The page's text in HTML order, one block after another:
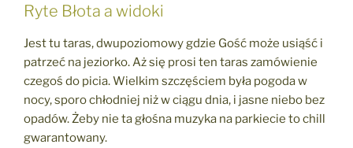
Ryte Błota a widoki
Jest tu taras, dwupoziomowy gdzie Gość może usiąść i
patrzeć na jeziorko. Aż się prosi ten taras zamówienie
czegoś do picia. Wielkim szczęściem była pogoda w
nocy, sporo chłodniej niż w ciągu dnia, i jasne niebo bez
opadów. Żeby nie ta głośna muzyka na parkiecie to chill
gwarantowany.